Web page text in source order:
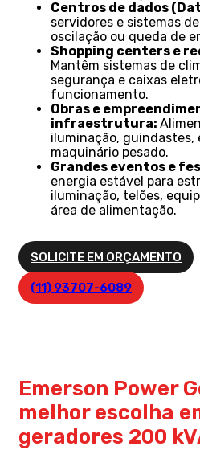
Centros de dados
servidores e sistemas
oscilação ou queda de
Shopping centers e
Mantêm sistemas de
segurança e caixas
funcionamento.
Obras e
infraestrutura:
iluminação, guindastes,
maquinário pesado.
Grandes eventos e
energia estável para
iluminação, telões,
área de alimentação.
SOLICITE EM ORÇAMENTO
(11) 93707-6089
Emerson Power
melhor escolha
geradores 200